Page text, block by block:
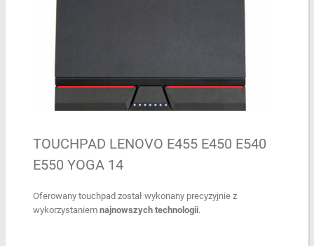
TOUCHPAD LENOVO E455 E450 E540
E550 YOGA 14
Oferowany touchpad został wykonany precyzyjnie z
wykorzystaniem najnowszych technologii.